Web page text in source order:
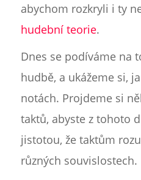
abychom rozkryli i ty
hudební teorie.
Dnes se podíváme na
hudbě, a ukážeme si,
notách. Projdeme si
taktů, abyste z tohoto
jistotou, že taktům
různých souvislostech.